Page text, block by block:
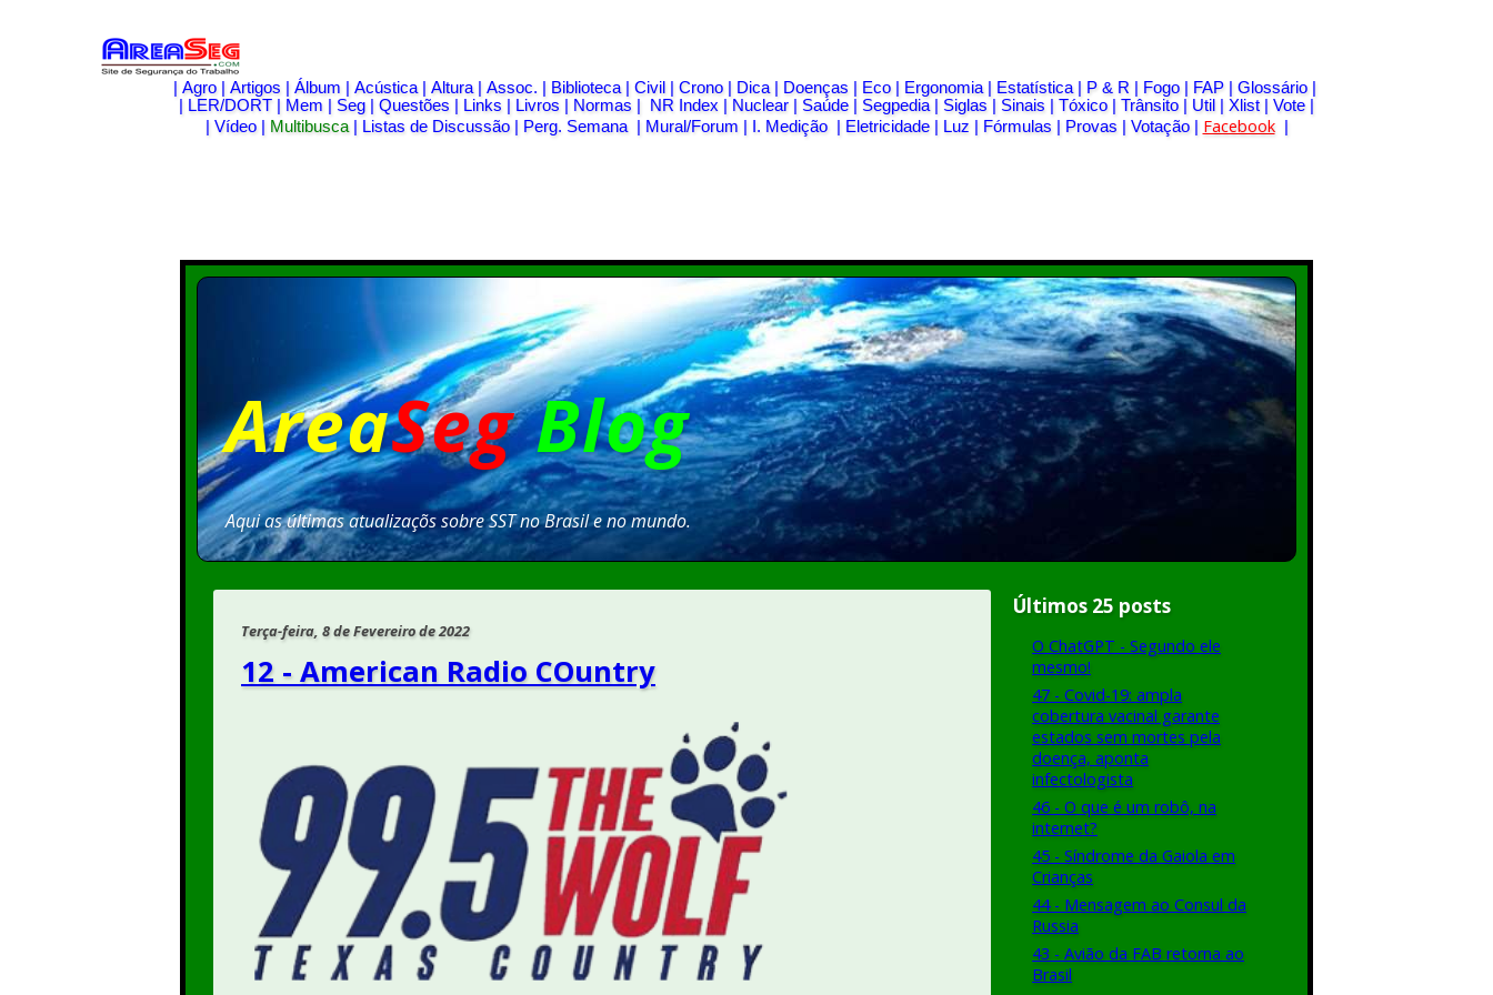
Agro| Artigos Álbum Acústica| Altura| Assoc. Biblioteca| Civil Crono| Dica| Doenças Eco| Ergonomia| Estatística| P & R Fogo| FAP| Glossário|
LER/DORT Mem Seg Questões Links Livros Normas NR Index Nuclear Saúde Segpedia Siglas Sinais Tóxico Trânsito Util Xlist Vote
Vídeo| Multibusca| Listas de Discussão| Perg. Semana Mural/Forum I. Medição| Eletricidade| Luz Fórmulas Provas Votação| Facebook|
AreaSeg Blog
Aqui as últimas atualizaçõs sobre SST no Brasil e no mundo.
Terça-feira, 8 de Fevereiro de 2022
12 - American Radio COuntry
Últimos 25 posts
O ChatGPT - Segundo ele
mesmo!
47 - Covid-19: ampla
cobertura vacinal garante
estados sem mortes pela
doença, aponta
infectologista
46 - O que é um robô, na
internet?
45 - Síndrome da Gaiola em
Crianças
44 - Mensagem ao Consul da
Russia
43 - Avião da FAB retorna ao
Brasil